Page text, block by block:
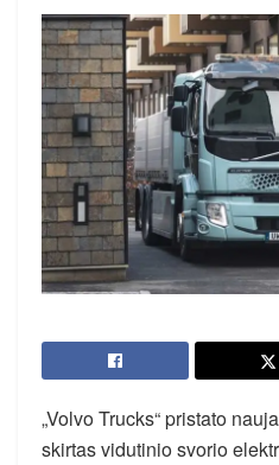
„Volvo Trucks“ pristato
skirtas vidutinio svorio